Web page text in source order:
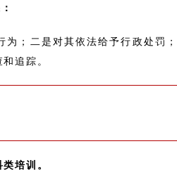
；二是对其依法给予行政处罚；
追踪。
培训。